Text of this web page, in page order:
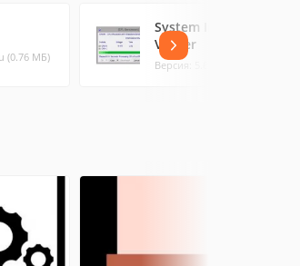
(0.76 МБ)
System Information
Viewer
Версия: 5.60 (18.27 МБ)